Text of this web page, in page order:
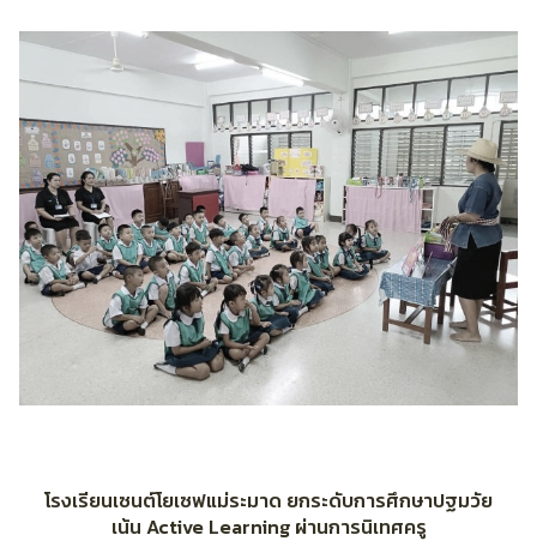
โรงเรียนเซนต์โยเซฟแม่ระมาด ยกระดับการศึกษาปฐมวัย
เน้น Active Learning ผ่านการนิเทศครู